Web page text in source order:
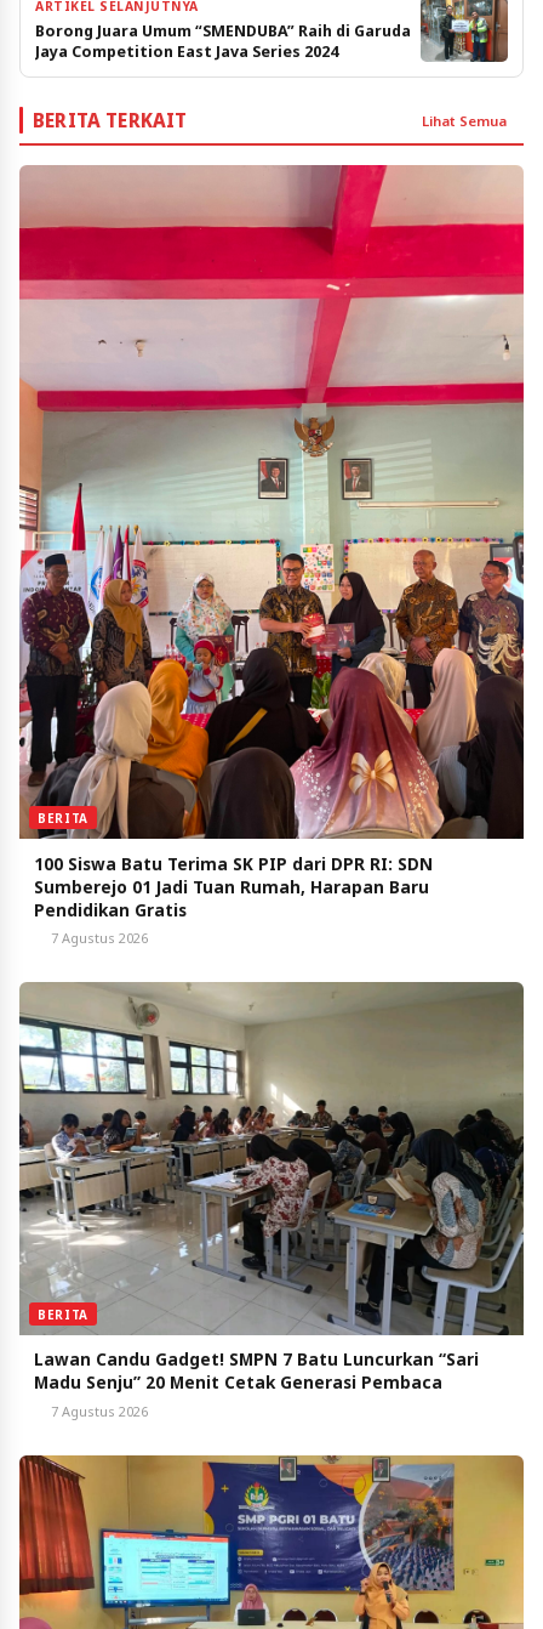
ARTIKEL SELANJUTNYA
Borong Juara Umum “SMENDUBA” Raih di Garuda
Jaya Competition East Java Series 2024
BERITA TERKAIT Lihat Semua
BERITA
100 Siswa Batu Terima SK PIP dari DPR RI: SDN
Sumberejo 01 Jadi Tuan Rumah, Harapan Baru
Pendidikan Gratis
7 Agustus 2026
BERITA
Lawan Candu Gadget! SMPN 7 Batu Luncurkan “Sari
Madu Senju” 20 Menit Cetak Generasi Pembaca
7 Agustus 2026